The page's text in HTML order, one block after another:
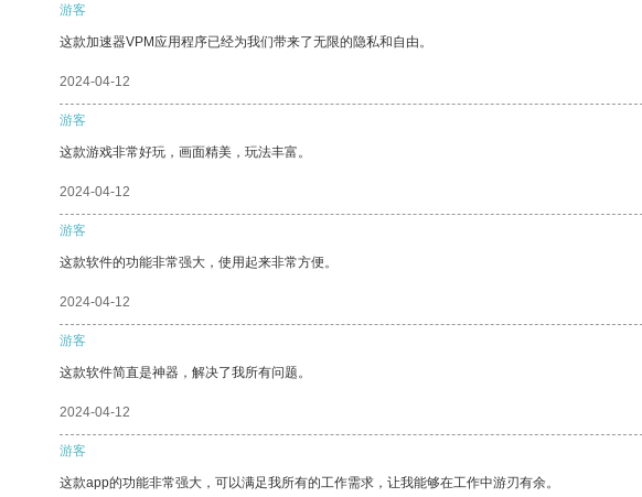
游客
这款加速器VPM应用程序已经为我们带来了无限的隐私和自由。
2024-04-12
游客
这款游戏非常好玩，画面精美，玩法丰富。
2024-04-12
游客
这款软件的功能非常强大，使用起来非常方便。
2024-04-12
游客
这款软件简直是神器，解决了我所有问题。
2024-04-12
游客
这款app的功能非常强大，可以满足我所有的工作需求，让我能够在工作中游刃有余。